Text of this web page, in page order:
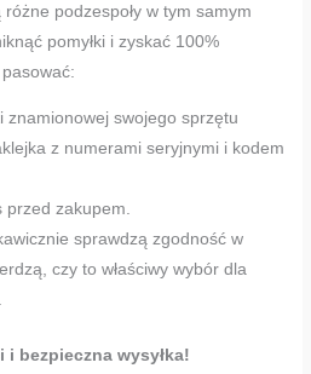
podzespoły w tym samym
pomyłki i zyskać 100%
znamionowej swojego sprzętu
z numerami seryjnymi i kodem
przed zakupem.
sprawdzą zgodność w
czy to właściwy wybór dla
bezpieczna wysyłka!